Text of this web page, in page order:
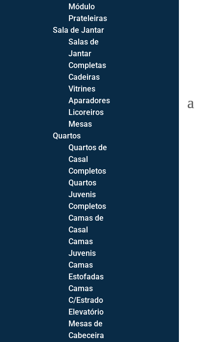
Cadeirões
Sofás-Cama
Sofás de Canto
Sofá 2 Lugares
Sofá 3 Lugares
Sofá Chaise-longue
Todos os Sofás
Com Arrumação
Relaxes Elétricos
Módulo
Prateleiras
Sala de Jantar
Salas de
Jantar
Completas
Cadeiras
Vitrines
Aparadores
Licoreiros
Mesas
Quartos
Quartos de
Casal
Completos
Quartos
Juvenis
Completos
Camas de
Casal
Camas
Juvenis
Camas
Estofadas
Camas
C/Estrado
Elevatório
Mesas de
Cabeceira